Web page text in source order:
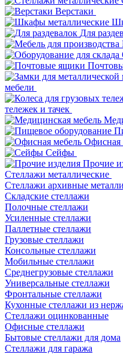
Верстаки
Для
мебели
тележек и тачек
Офисная
Сейфы
Прочие
Стеллажи металлические
Cтеллажи архивные
Складские стеллажи
Полочные стеллажи
Усиленные стеллажи
Паллетные стеллажи
Грузовые стеллажи
Консольные стеллажи
Мобильные стеллажи
Среднегрузовые стеллажи
Универсальные стеллажи
Фронтальные стеллажи
Кухонные стеллажи из
Стеллажи оцинкованные
Офисные стеллажи
Бытовые стеллажи для дома
Стеллажи для гаража